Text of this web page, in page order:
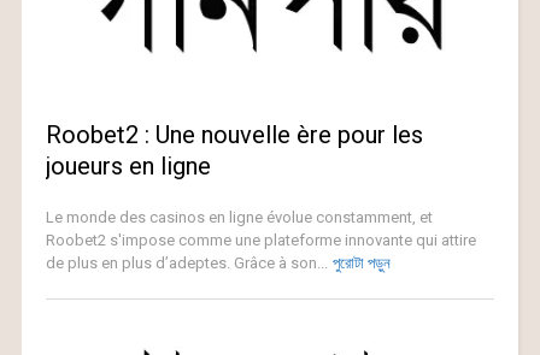
Roobet2 : Une nouvelle ère pour les
joueurs en ligne
Le monde des casinos en ligne évolue constamment, et
Roobet2 s'impose comme une plateforme innovante qui attire
de plus en plus d’adeptes. Grâce à son... পুরোটা পড়ুন